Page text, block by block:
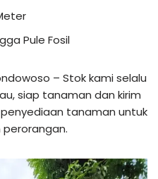
Pule Fosil
– Stok kami selalu
siap tanaman dan kirim
tanaman untuk